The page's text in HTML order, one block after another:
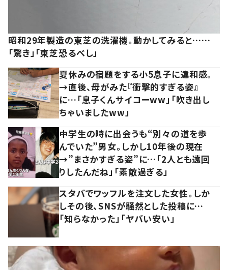
昭和29年製造の東芝の洗濯機。動かしてみると……
「驚き」「東芝恐るべし」
夏休みの宿題をする小5息子に違和感。
→直後、母がみた『衝撃的すぎる姿』
に…「息子くんサイコーww」「吹き出し
ちゃいましたww」
中学生の時に出会うも“別々の道を歩
んでいた”男女。しかし10年後の現在
→”まさかすぎる姿”に…「2人とも遠回
りしたんだね」「素敵過ぎる」
スタバでワッフルを注文した女性。しか
しその後、SNSが騒然とした投稿に…
「知らなかった」「ヤバい安い」